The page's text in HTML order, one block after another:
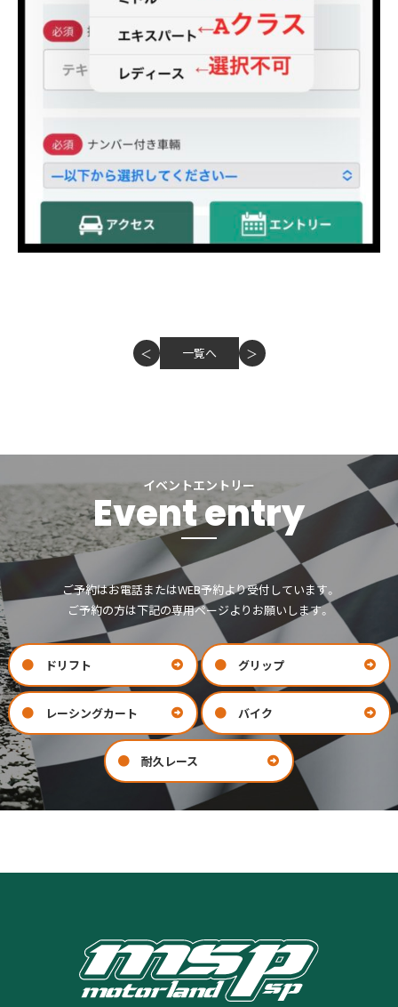
＜ 一覧へ ＞
イベントエントリー
Event entry
ご予約はお電話またはWEB予約より受付しています。
ご予約の方は下記の専用ページよりお願いします。
ドリフト グリップ
レーシングカート バイク
耐久レース
お問い合わせ
会社案内